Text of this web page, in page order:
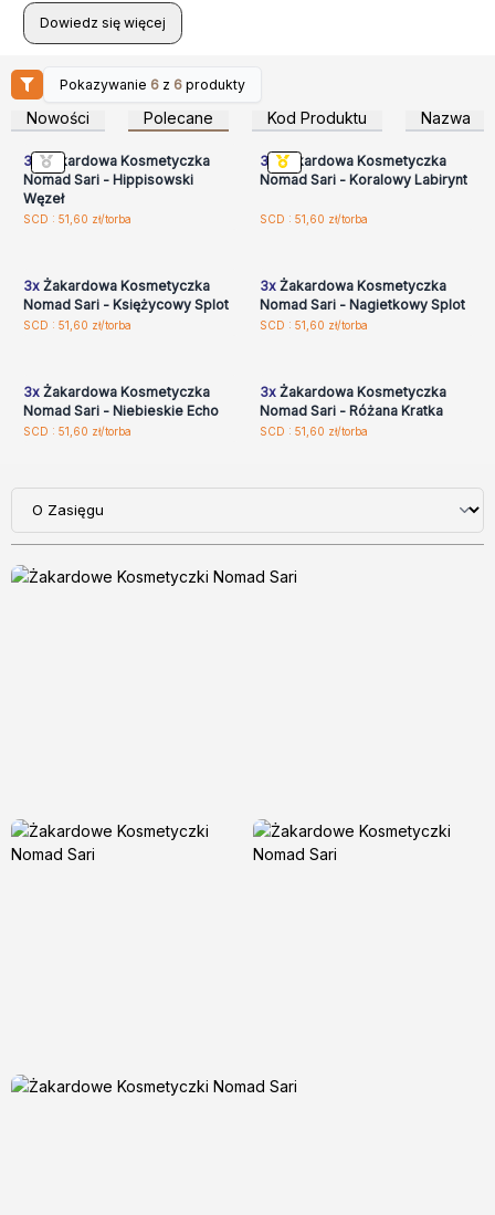
Dowiedz się więcej
Pokazywanie 6 z 6 produkty
Nowości Polecane Kod Produktu Nazwa
Zaloguj się lub
zarejestruj, aby uzyskać
ceny hurtowe
3x Żakardowa Kosmetyczka
Nomad Sari - Hippisowski
Węzeł
SCD : 51,60 zł/torba
zarejestruj, aby uzyskać
ceny hurtowe
3x Żakardowa Kosmetyczka
Nomad Sari - Koralowy Labirynt
SCD : 51,60 zł/torba
Zaloguj się lub
3xŻakardowa Kosmetyczka
Nomad Sari - Księżycowy Splot
SCD : 51,60 zł/torba
Zaloguj się lub
3xŻakardowa Kosmetyczka
Nomad Sari - Nagietkowy Splot
SCD : 51,60 zł/torba
Zaloguj się lub
3xŻakardowa Kosmetyczka
Nomad Sari - Niebieskie Echo
SCD : 51,60 zł/torba
Zaloguj się lub
3xŻakardowa Kosmetyczka
Nomad Sari - Różana Kratka
SCD : 51,60 zł/torba